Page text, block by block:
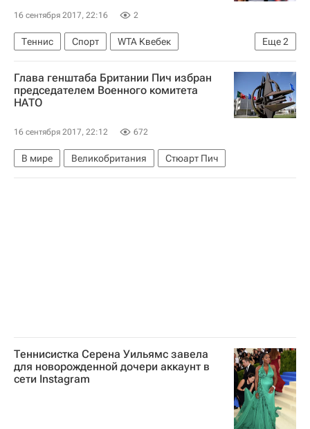
16 сентября 2017, 22:16 2
Еще2
Теннис Спорт
WTA Квебек
Люция Шафаржова
Тимя Бабош
Глава генштаба Британии Пич избран
председателем Военного комитета
НАТО
16 сентября 2017, 22:12 672
В мире Великобритания Стюарт Пич
Теннисистка Серена Уильямс завела
для новорожденной дочери аккаунт в
сети Instagram